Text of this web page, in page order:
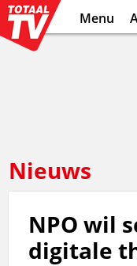
Menu
Nieuws
NPO wil
digitale